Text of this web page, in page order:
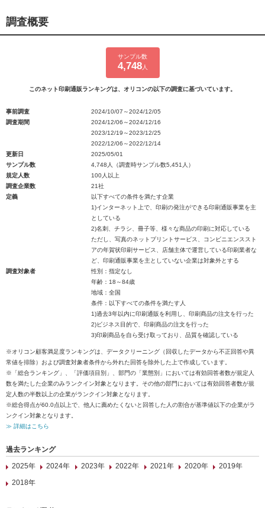
調査概要
サンプル数
4,748人
このネット印刷通販ランキングは、オリコンの以下の調査に基づいています。
事前調査
2024/10/07～2024/12/05
調査期間
2024/12/06～2024/12/16
2023/12/19～2023/12/25
2022/12/06～2022/12/14
更新日
2025/05/01
サンプル数
4,748人（調査時サンプル数5,451人）
規定人数
100人以上
調査企業数
21社
定義
以下すべての条件を満たす企業
1)インターネット上で、印刷の発注ができる印刷通販事業を主
としている
2)名刺、チラシ、冊子等、様々な商品の印刷に対応している
ただし、写真のネットプリントサービス、コンビニエンススト
アの年賀状印刷サービス、店舗主体で運営している印刷業者な
ど、印刷通販事業を主としていない企業は対象外とする
調査対象者
性別：指定なし
年齢：18～84歳
地域：全国
条件：以下すべての条件を満たす人
1)過去3年以内に印刷通販を利用し、印刷商品の注文を行った
2)ビジネス目的で、印刷商品の注文を行った
3)印刷商品を自ら受け取っており、品質を確認している
※オリコン顧客満足度ランキングは、データクリーニング（回収したデータから不正回答や異
常値を排除）および調査対象者条件から外れた回答を除外した上で作成しています。
※「総合ランキング」、「評価項目別」、部門の「業態別」においては有効回答者数が規定人
数を満たした企業のみランクイン対象となります。その他の部門においては有効回答者数が規
定人数の半数以上の企業がランクイン対象となります。
※総合得点が60.0点以上で、他人に薦めたくないと回答した人の割合が基準値以下の企業がラ
ンクイン対象となります。
≫ 詳細はこちら
過去ランキング
2025年
2024年 2023年 2022年 2021年 2020年
2019年
2018年